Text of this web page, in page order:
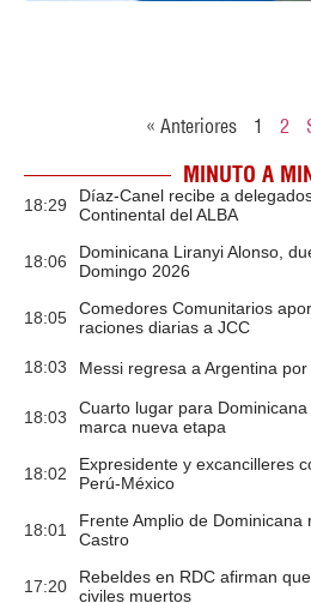
« Anteriores 1 2
MINUTO A
18:29
Díaz-Canel recibe a
Continental del ALBA
18:06
Dominicana Liranyi Alonso,
Domingo 2026
18:05
Comedores Comunitarios
raciones diarias a JCC
18:03 Messi regresa a Argentina
18:03
Cuarto lugar para
marca nueva etapa
18:02
Expresidente y excancilleres
Perú-México
18:01
Frente Amplio de
Castro
17:20
Rebeldes en RDC afirman
civiles muertos